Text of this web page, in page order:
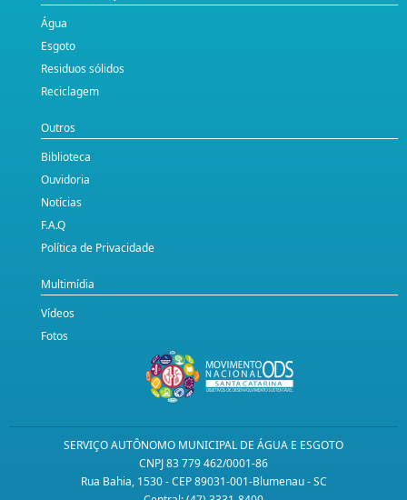
Água
Esgoto
Residuos sólidos
Reciclagem
Outros
Biblioteca
Ouvidoria
Notícias
F.A.Q
Política de Privacidade
Multimídia
Vídeos
Fotos
SERVIÇO AUTÔNOMO MUNICIPAL DE ÁGUA E ESGOTO
CNPJ 83 779 462/0001-86
Rua Bahia, 1530 - CEP 89031-001-Blumenau - SC